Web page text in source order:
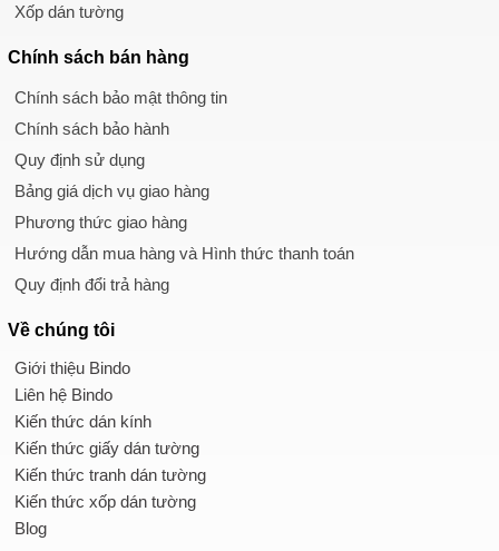
Xốp dán tường
Chính sách bán hàng
Chính sách bảo mật thông tin
Chính sách bảo hành
Quy định sử dụng
Bảng giá dịch vụ giao hàng
Phương thức giao hàng
Hướng dẫn mua hàng và Hình thức thanh toán
Quy định đổi trả hàng
Về chúng tôi
Giới thiệu Bindo
Liên hệ Bindo
Kiến thức dán kính
Kiến thức giấy dán tường
Kiến thức tranh dán tường
Kiến thức xốp dán tường
Blog